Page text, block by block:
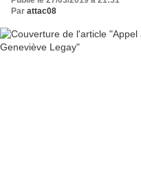
Par attac08